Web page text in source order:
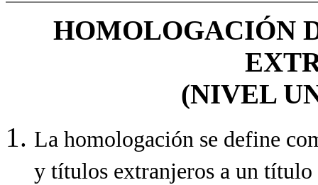
HOMOLOGACIÓN
(NIVEL
La homologación se define
y títulos extranjeros a un